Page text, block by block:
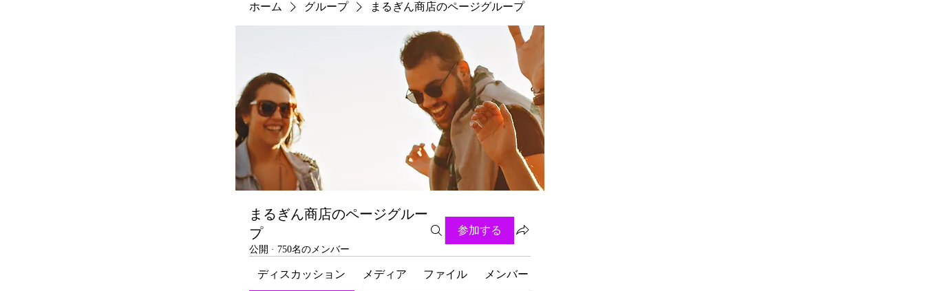
ホーム グループ まるぎん商店のページグループ
まるぎん商店のページグルー
プ
公開 · 750名のメンバー
参加する
ディスカッション メディア ファイル メンバー